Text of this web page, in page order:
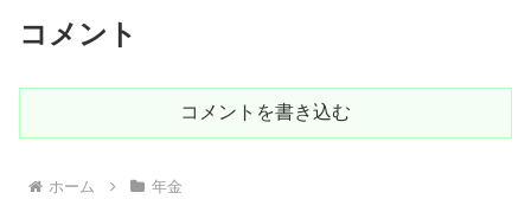
コメント
コメントを書き込む
ホーム 年金